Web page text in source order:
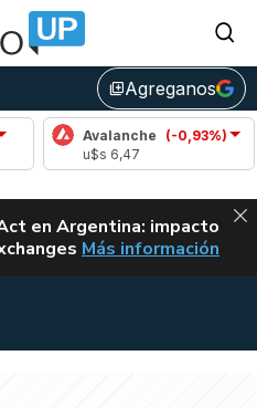
library_addAgreganos
Avalanche (-0,93%)
en Argentina: impacto
CLARITY ACT EN
Más información